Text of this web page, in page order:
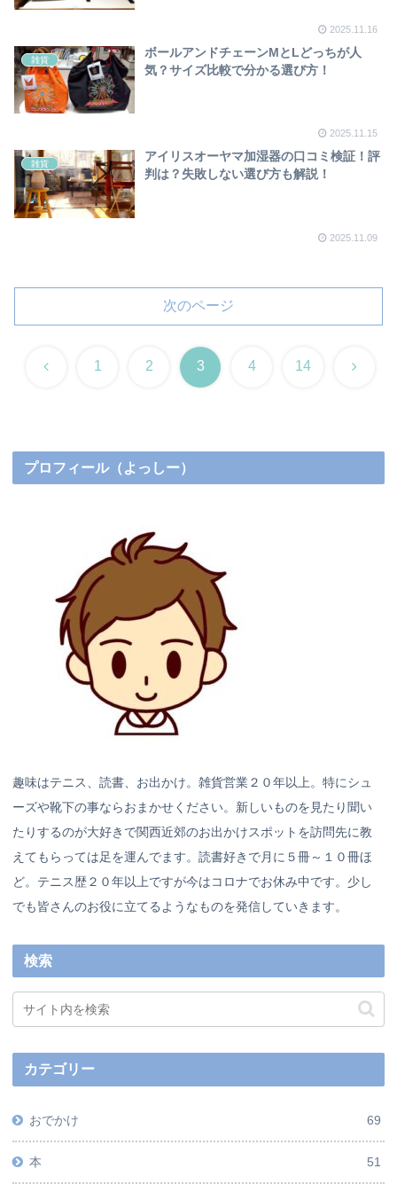
2025.11.16
雑貨
ボールアンドチェーンMとLどっちが人
気？サイズ比較で分かる選び方！
2025.11.15
雑貨
アイリスオーヤマ加湿器の口コミ検証！評
判は？失敗しない選び方も解説！
2025.11.09
次のページ
前 1 2 3 4 14 次
プロフィール（よっしー）
趣味はテニス、読書、お出かけ。雑貨営業２０年以上。特にシュ
ーズや靴下の事ならおまかせください。新しいものを見たり聞い
たりするのが大好きで関西近郊のお出かけスポットを訪問先に教
えてもらっては足を運んでます。読書好きで月に５冊～１０冊ほ
ど。テニス歴２０年以上ですが今はコロナでお休み中です。少し
でも皆さんのお役に立てるようなものを発信していきます。
検索
カテゴリー
おでかけ 69
本 51